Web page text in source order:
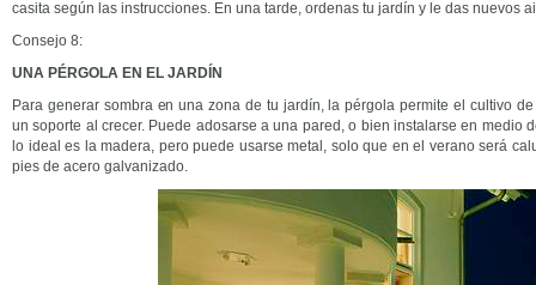
casita según las instrucciones. En una tarde, ordenas tu jardín y le das nuevos
Consejo 8:
UNA PÉRGOLA EN EL JARDÍN
Para generar sombra en una zona de tu jardín, la pérgola permite el cultivo
un soporte al crecer. Puede adosarse a una pared, o bien instalarse en medio
lo ideal es la madera, pero puede usarse metal, solo que en el verano será
pies de acero galvanizado.